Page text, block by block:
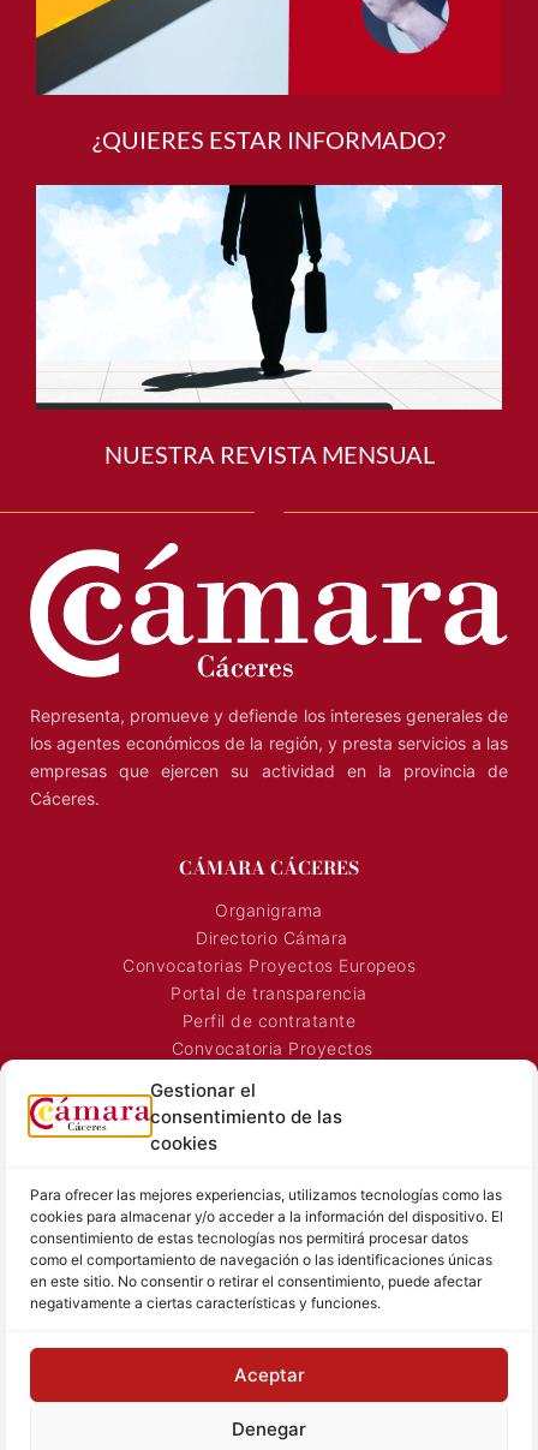
Gestionar el
consentimiento de las
cookies
Para ofrecer las mejores experiencias, utilizamos tecnologías como las
cookies para almacenar y/o acceder a la información del dispositivo. El
consentimiento de estas tecnologías nos permitirá procesar datos
como el comportamiento de navegación o las identificaciones únicas
en este sitio. No consentir o retirar el consentimiento, puede afectar
negativamente a ciertas características y funciones.
Aceptar
Denegar
¿QUIERES ESTAR INFORMADO?
NUESTRA REVISTA MENSUAL
Representa, promueve y defiende los intereses generales de
los agentes económicos de la región, y presta servicios a las
empresas que ejercen su actividad en la provincia de
Cáceres.
CÁMARA CÁCERES
Organigrama
Directorio Cámara
Convocatorias Proyectos Europeos
Portal de transparencia
Perfil de contratante
Convocatoria Proyectos
Horarios Comerciales
Señalización Comercial
SALA DE PRENSA
Noticias Cámara
Sala de prensa
Hemeroteca
Memoria
TEXTOS LEGALES
Aviso Legal
Política de Privacidad
Política de Cookies